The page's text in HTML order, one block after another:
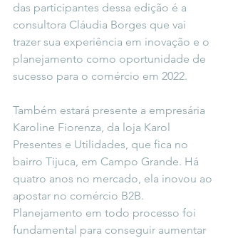
das participantes dessa edição é a
consultora Cláudia Borges que vai
trazer sua experiência em inovação e o
planejamento como oportunidade de
sucesso para o comércio em 2022.
Também estará presente a empresária
Karoline Fiorenza, da loja Karol
Presentes e Utilidades, que fica no
bairro Tijuca, em Campo Grande. Há
quatro anos no mercado, ela inovou ao
apostar no comércio B2B.
Planejamento em todo processo foi
fundamental para conseguir aumentar